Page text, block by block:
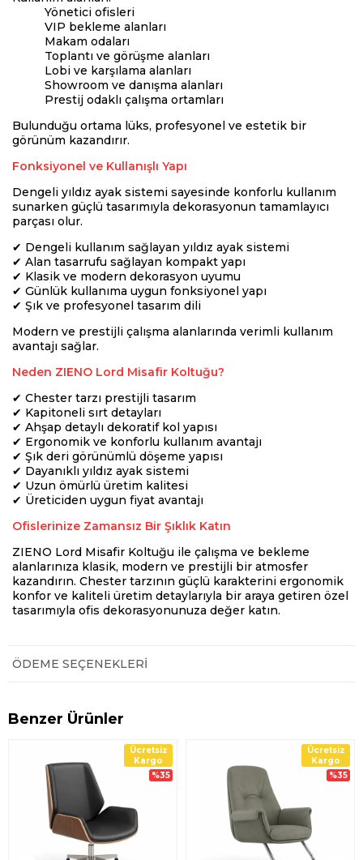
Yönetici ofisleri
VIP bekleme alanları
Makam odaları
Toplantı ve görüşme alanları
Lobi ve karşılama alanları
Showroom ve danışma alanları
Prestij odaklı çalışma ortamları
Bulunduğu ortama lüks, profesyonel ve estetik bir
görünüm kazandırır.
Fonksiyonel ve Kullanışlı Yapı
Dengeli yıldız ayak sistemi sayesinde konforlu kullanım
sunarken güçlü tasarımıyla dekorasyonun tamamlayıcı
parçası olur.
✔ Dengeli kullanım sağlayan yıldız ayak sistemi
✔ Alan tasarrufu sağlayan kompakt yapı
✔ Klasik ve modern dekorasyon uyumu
✔ Günlük kullanıma uygun fonksiyonel yapı
✔ Şık ve profesyonel tasarım dili
Modern ve prestijli çalışma alanlarında verimli kullanım
avantajı sağlar.
Neden ZIENO Lord Misafir Koltuğu?
✔ Chester tarzı prestijli tasarım
✔ Kapitoneli sırt detayları
✔ Ahşap detaylı dekoratif kol yapısı
✔ Ergonomik ve konforlu kullanım avantajı
✔ Şık deri görünümlü döşeme yapısı
✔ Dayanıklı yıldız ayak sistemi
✔ Uzun ömürlü üretim kalitesi
✔ Üreticiden uygun fiyat avantajı
Ofislerinize Zamansız Bir Şıklık Katın
ZIENO Lord Misafir Koltuğu ile çalışma ve bekleme
alanlarınıza klasik, modern ve prestijli bir atmosfer
kazandırın. Chester tarzının güçlü karakterini ergonomik
konfor ve kaliteli üretim detaylarıyla bir araya getiren özel
tasarımıyla ofis dekorasyonunuza değer katın.
ÖDEME SEÇENEKLERI
Benzer Ürünler
Ücretsiz
Kargo
%35
Ücretsiz
Kargo
%35